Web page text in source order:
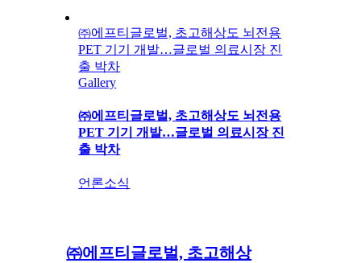
㈜에프티글로벌, 초고해상도 뇌전용
PET 기기 개발…글로벌 의료시장 진
출 박차
Gallery
㈜에프티글로벌, 초고해상도 뇌전용
PET 기기 개발…글로벌 의료시장 진
출 박차
언론소식
㈜에프티글로벌, 초고해상